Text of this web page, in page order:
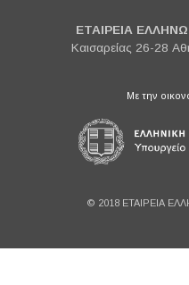
ΕΤΑΙΡΕΙΑ
Καισαρείας 26-28
Με την
© 2018 ΕΤΑΙΡΕΙΑ